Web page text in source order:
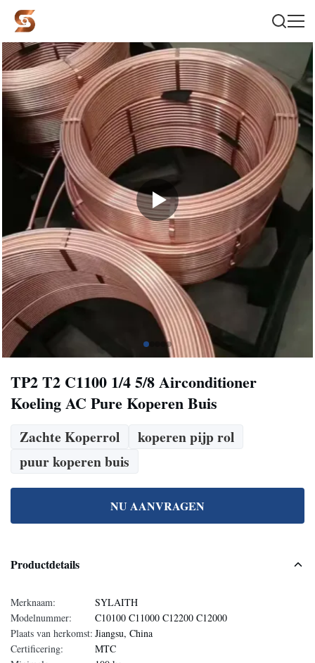
TP2 T2 C1100 1/4 5/8 Airconditioner
Koeling AC Pure Koperen Buis
Zachte Koperrol
koperen pijp rol
puur koperen buis
NU AANVRAGEN
Productdetails
Merknaam:
SYLAITH
Modelnummer:
C10100 C11000 C12200 C12000
Plaats van herkomst: Jiangsu, China
Certificering:
MTC